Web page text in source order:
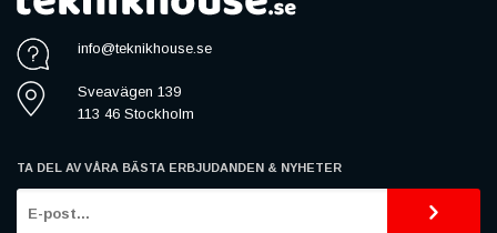
info@teknikhouse.se
Sveavägen 139
113 46 Stockholm
TA DEL AV VÅRA BÄSTA ERBJUDANDEN & NYHETER